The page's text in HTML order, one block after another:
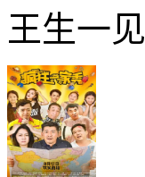
王生一